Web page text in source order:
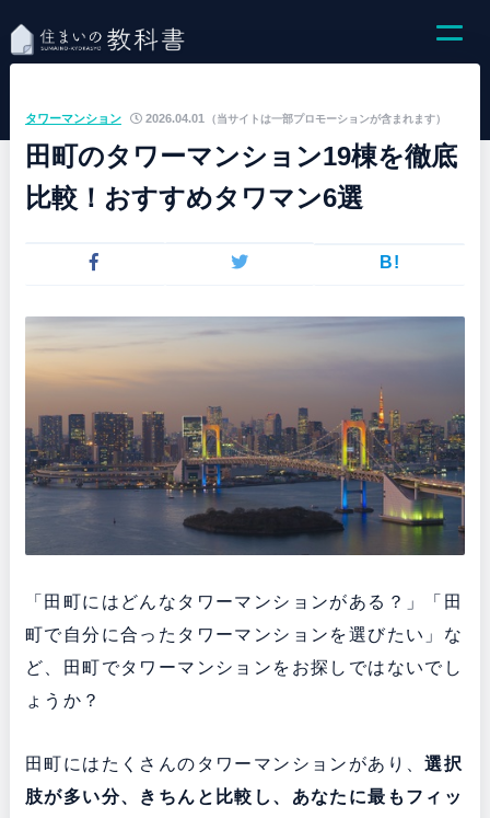
（当サイトは一部プロモーションが含まれます）
タワーマンション 2026.04.01
田町のタワーマンション19棟を徹底
比較！おすすめタワマン6選
B!
「田町にはどんなタワーマンションがある？」「田
町で自分に合ったタワーマンションを選びたい」な
ど、田町でタワーマンションをお探しではないでし
ょうか？
田町にはたくさんのタワーマンションがあり、選択
肢が多い分、きちんと比較し、あなたに最もフィッ